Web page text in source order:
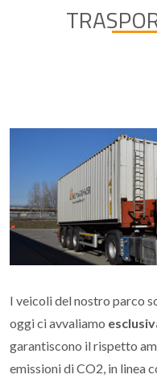
I veicoli del nostro parco
oggi ci avvaliamo
garantiscono il rispetto
emissioni di CO2, in linea